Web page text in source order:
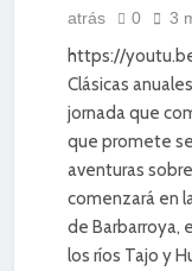
DIVERSIÓN
atrás
0 3
https://
Clásicas
jornada que
que promete
aventuras
comenzará en
de Barbarroya,
los ríos Tajo y